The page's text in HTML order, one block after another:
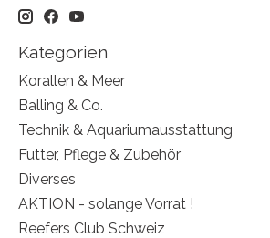
Kategorien
Korallen & Meer
Balling & Co.
Technik & Aquariumausstattung
Futter, Pflege & Zubehör
Diverses
AKTION - solange Vorrat !
Reefers Club Schweiz